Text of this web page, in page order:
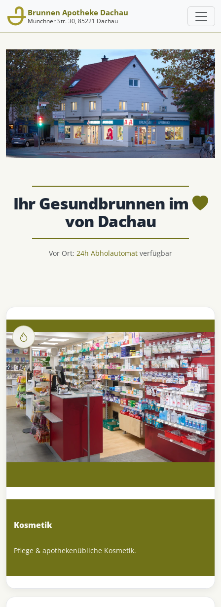
Zum Hauptinhalt springen
Brunnen Apotheke Dachau
Münchner Str. 30, 85221 Dachau
Ihr Gesundbrunnen im
von Dachau
Vor Ort: 24h Abholautomat verfügbar
Kosmetik
Pflege & apothekenübliche Kosmetik.